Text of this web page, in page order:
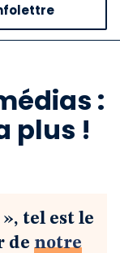
médias
:
plus !
tel est le
de notre